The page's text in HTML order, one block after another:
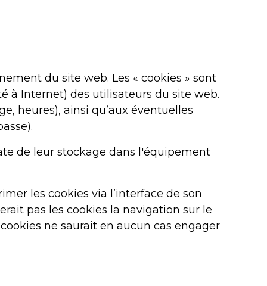
du site web. Les « cookies » sont
à Internet) des utilisateurs du site web.
heures), ainsi qu’aux éventuelles
de leur stockage dans l'équipement
les cookies via l’interface de son
pas les cookies la navigation sur le
ne saurait en aucun cas engager